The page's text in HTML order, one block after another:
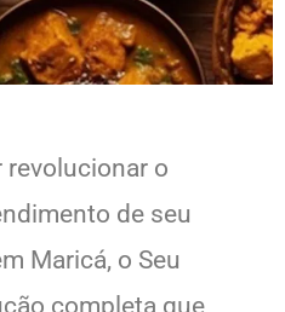
revolucionar o
de seu
Maricá, o Seu
completa que